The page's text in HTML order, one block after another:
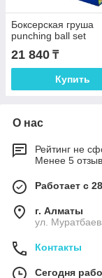
Боксерская груша
punching ball set
21 840 ₸
Купить
О нас
Рейтинг не
Менее 5
Работает с
г. Алматы
ул.
Контакты
Сегодня